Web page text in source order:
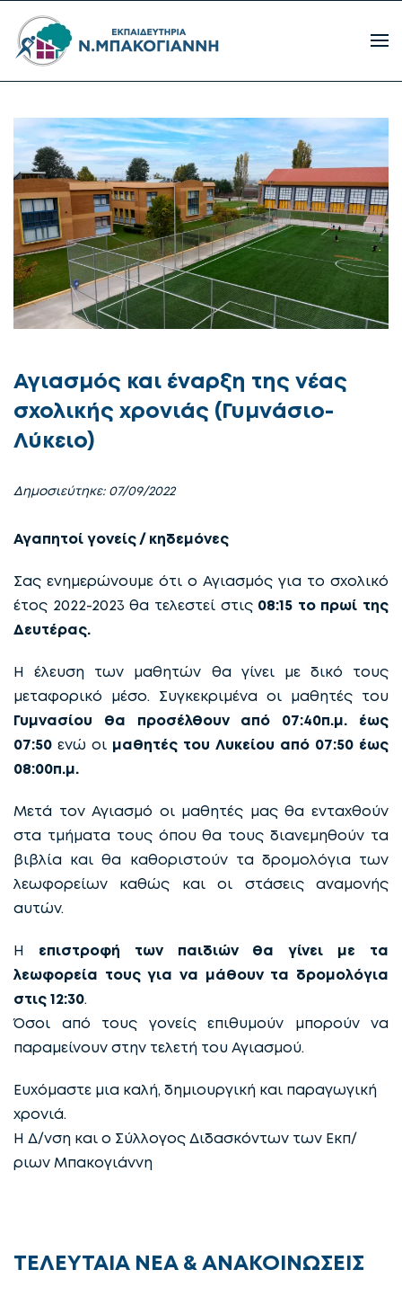
Αγιασμός και έναρξη της νέας
σχολικής χρονιάς (Γυμνάσιο-
Λύκειο)
Δημοσιεύτηκε: 07/09/2022
Αγαπητοί γονείς / κηδεμόνες
Σας ενημερώνουμε ότι ο Αγιασμός για το σχολικό
έτος 2022-2023 θα τελεστεί στις08:15 το πρωί της
Δευτέρας.
Η έλευση των μαθητών θα γίνει με δικό τους
μεταφορικό μέσο. Συγκεκριμένα οι μαθητές του
Γυμνασίου θα προσέλθουν από 07:40π.μ. έως
07:50 ενώ οι μαθητές του Λυκείου από 07:50 έως
08:00π.μ.
Μετά τον Αγιασμό οι μαθητές μας θα ενταχθούν
στα τμήματα τους όπου θα τους διανεμηθούν τα
βιβλία και θα καθοριστούν τα δρομολόγια των
λεωφορείων καθώς και οι στάσεις αναμονής
αυτών.
Η επιστροφή των παιδιών θα γίνει με τα
λεωφορεία τους για να μάθουν τα δρομολόγια
στις 12:30.
Όσοι από τους γονείς επιθυμούν μπορούν να
παραμείνουν στην τελετή του Αγιασμού.
Ευχόμαστε μια καλή, δημιουργική και παραγωγική
χρονιά.
Η Δ/νση και ο Σύλλογος Διδασκόντων των Εκπ/
ριων Μπακογιάννη
ΤΕΛΕΥΤΑΙΑ ΝΕΑ & ΑΝΑΚΟΙΝΩΣΕΙΣ